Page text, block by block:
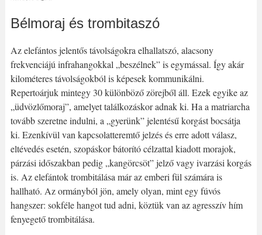
Bélmoraj és trombitaszó
Az elefántos jelentős távolságokra elhallatszó, alacsony
frekvenciájú infrahangokkal „beszélnek” is egymással. Így akár
kilométeres távolságokból is képesek kommunikálni.
Repertoárjuk mintegy 30 különböző zörejből áll. Ezek egyike az
„üdvözlőmoraj”, amelyet találkozáskor adnak ki. Ha a matriarcha
tovább szeretne indulni, a „gyerünk” jelentésű korgást bocsátja
ki. Ezenkívül van kapcsolatteremtő jelzés és erre adott válasz,
eltévedés esetén, szopáskor bátorító célzattal kiadott morajok,
párzási időszakban pedig „kangörcsöt” jelző vagy ivarzási korgás
is. Az elefántok trombitálása már az emberi fül számára is
hallható. Az ormányból jön, amely olyan, mint egy fúvós
hangszer: sokféle hangot tud adni, köztük van az agresszív hím
fenyegető trombitálása.